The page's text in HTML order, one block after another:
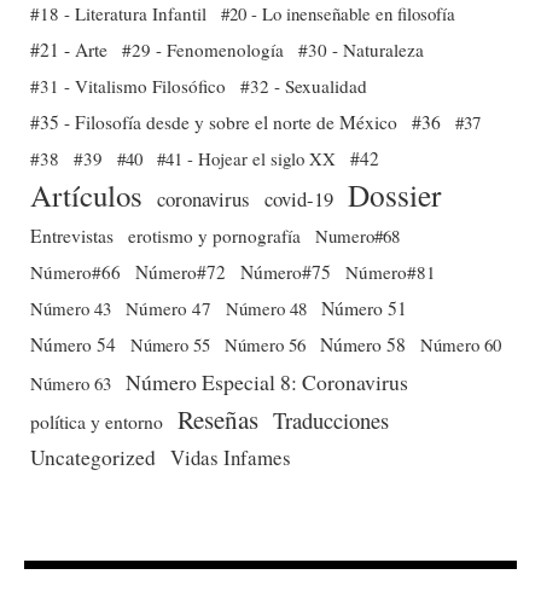
#18 - Literatura Infantil #20 - Lo inenseñable en filosofía
#21 - Arte #29 - Fenomenología #30 - Naturaleza
#31 - Vitalismo Filosófico
#32 - Sexualidad
#35 - Filosofía desde y sobre el norte de México #36 #37
#38
#39 #40 #41 - Hojear el siglo XX #42
Artículos coronavirus covid-19 Dossier
Entrevistas erotismo y pornografía Numero#68
Número#66
Número#72 Número#75
Número#81
Número 43 Número 47 Número 48 Número 51
Número 54 Número 55 Número 56 Número 58
Número 60
Número 63 Número Especial 8: Coronavirus
política y entorno Reseñas Traducciones
Uncategorized Vidas Infames